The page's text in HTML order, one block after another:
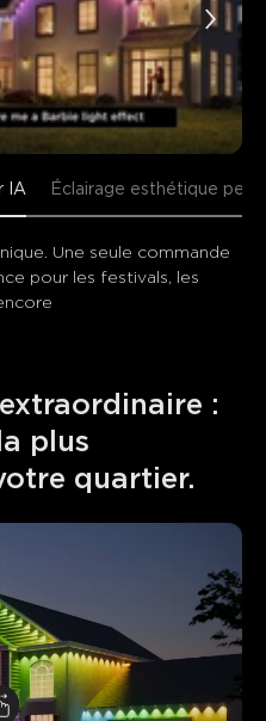
IA Éclairage esthétique
Une seule commande
pour les festivals, les
:
plus
quartier.